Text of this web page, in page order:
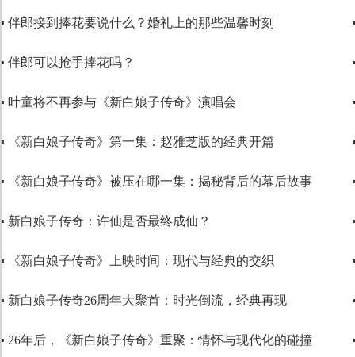
▪ 伴郎接到捧花要说什么？婚礼上的那些温馨时刻
▪ 伴郎可以抢手捧花吗？
▪ 叶童将不再参与《新白娘子传奇》演唱会
▪ 《新白娘子传奇》第一集：赵雅芝版的经典开篇
▪ 《新白娘子传奇》被压在哪一集：揭秘背后的幕后故事
▪ 新白娘子传奇：许仙是否最终成仙？
▪ 《新白娘子传奇》上映时间：现代与经典的交织
▪ 新白娘子传奇26周年大聚首：时光倒流，经典再现
▪ 26年后，《新白娘子传奇》重聚：情怀与现代化的碰撞